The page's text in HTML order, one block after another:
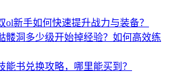
ol新手如何快速提升战力与装备？
髅洞多少级开始掉经验？如何高效练
能书兑换攻略，哪里能买到？